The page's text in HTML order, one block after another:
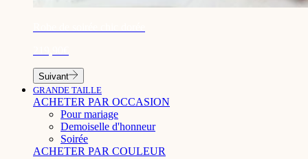
Suivant
GRANDE TAILLE
ACHETER PAR OCCASION
Pour mariage
Demoiselle d'honneur
Soirée
ACHETER PAR COULEUR